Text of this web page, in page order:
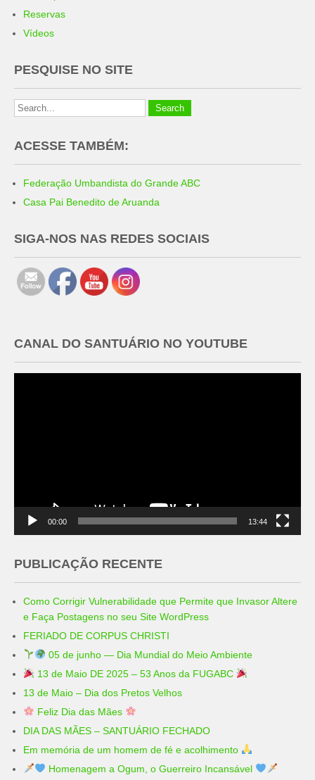
Reservas
Vídeos
PESQUISE NO SITE
ACESSE TAMBÉM:
Federação Umbandista do Grande ABC
Casa Pai Benedito de Aruanda
SIGA-NOS NAS REDES SOCIAIS
CANAL DO SANTUÁRIO NO YOUTUBE
00:00 13:44
PUBLICAÇÃO RECENTE
Como Corrigir Vulnerabilidade que Permite que Invasor Altere
e Faça Postagens no seu Site WordPress
FERIADO DE CORPUS CHRISTI
05 de junho — Dia Mundial do Meio Ambiente
13 de Maio DE 2025 – 53 Anos da FUGABC
13 de Maio – Dia dos Pretos Velhos
Feliz Dia das Mães
DIA DAS MÃES – SANTUÁRIO FECHADO
Em memória de um homem de fé e acolhimento
Homenagem a Ogum, o Guerreiro Incansável